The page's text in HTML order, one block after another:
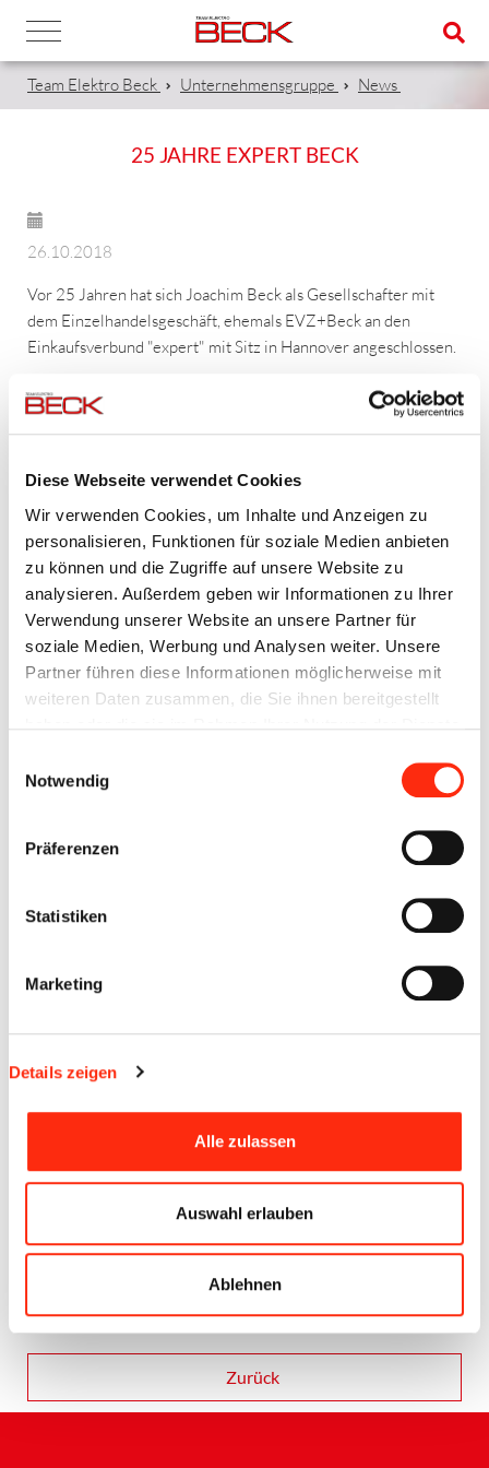
Diese Webseite verwendet Cookies
Wir verwenden Cookies, um Inhalte und Anzeigen zu
personalisieren, Funktionen für soziale Medien anbieten
zu können und die Zugriffe auf unsere Website zu
analysieren. Außerdem geben wir Informationen zu Ihrer
Verwendung unserer Website an unsere Partner für
soziale Medien, Werbung und Analysen weiter. Unsere
Partner führen diese Informationen möglicherweise mit
weiteren Daten zusammen, die Sie ihnen bereitgestellt
Notwendig
Präferenzen
Statistiken
Marketing
Details zeigen
Alle zulassen
Auswahl erlauben
Ablehnen
Team Elektro Beck Unternehmensgruppe News
25 JAHRE EXPERT BECK
26.10.2018
Vor 25 Jahren hat sich Joachim Beck als Gesellschafter mit
dem Einzelhandelsgeschäft, ehemals EVZ+Beck an den
Einkaufsverbund "expert" mit Sitz in Hannover angeschlossen.
Im Rahmen der diesjährigen expert Herbstversammlung 2018
expert BECK ist mit zwei Standorten (Würzburg und
Ochsenfurt) ein rechtlich eigenständiges, inhabergeführtes
Familienunternehmen in 3. Generation. Aktuell arbeiten dort
ca. 70 Mitarbeiter im Einzelhandel, davon 8 Azubis. Die
Geschäftsführung wird vertreten durch Axel Ziegler und
Alexandra Beck-Urkiaga.
Zurück